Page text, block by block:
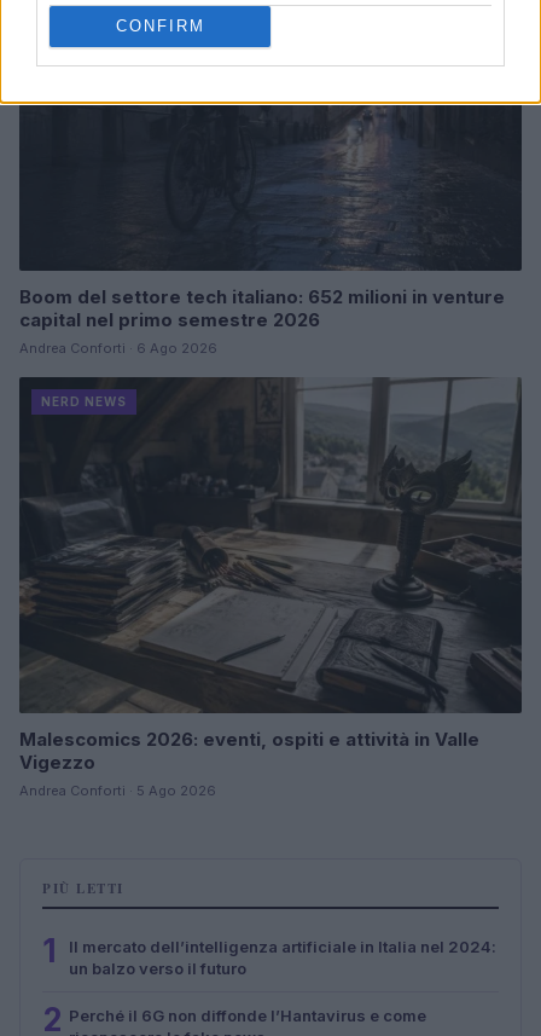
CONFIRM
Boom del settore tech italiano: 652 milioni in venture
capital nel primo semestre 2026
Andrea Conforti · 6 Ago 2026
NERD NEWS
Malescomics 2026: eventi, ospiti e attività in Valle
Vigezzo
Andrea Conforti · 5 Ago 2026
PIÙ LETTI
1
Il mercato dell’intelligenza artificiale in Italia nel 2024:
un balzo verso il futuro
2 Perché il 6G non diffonde l’Hantavirus e come